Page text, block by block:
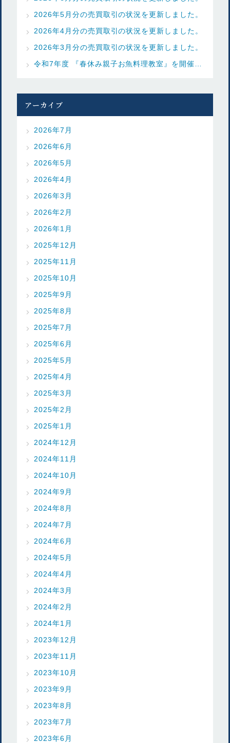
2026年5月分の売買取引の状況を更新しました。
2026年4月分の売買取引の状況を更新しました。
2026年3月分の売買取引の状況を更新しました。
アーカイブ
2026年7月
2026年6月
2026年5月
2026年4月
2026年3月
2026年2月
2026年1月
2025年12月
2025年11月
2025年10月
2025年9月
2025年8月
2025年7月
2025年6月
2025年5月
2025年4月
2025年3月
2025年2月
2025年1月
2024年12月
2024年11月
2024年10月
2024年9月
2024年8月
2024年7月
2024年6月
2024年5月
2024年4月
2024年3月
2024年2月
2024年1月
2023年12月
2023年11月
2023年10月
2023年9月
2023年8月
2023年7月
2023年6月